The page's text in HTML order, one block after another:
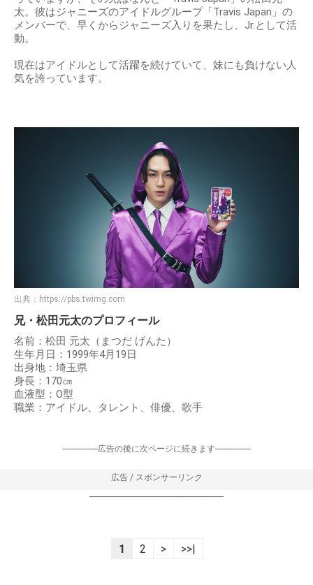
太。彼はジャニーズのアイドルグループ「Travis Japan」の
メンバーで、早くからジャニーズ入りを果たし、Jr.として活
動。
現在はアイドルとして活躍を続けていて、妹にも負けない人
気を誇っています。
出典： https://pbs.twimg.com
兄・松田元太のプロフィール
名前：松田 元太（まつだ げんた）
生年月日：1999年4月19日
出身地：埼玉県
身長：170㎝
血液型：O型
職業：アイドル、タレント、俳優、歌手
-----------------広告の後に次ページに続きます-----------------
広告 / スポンサーリンク
----------------------------------------------------------------
1 2 > >>|